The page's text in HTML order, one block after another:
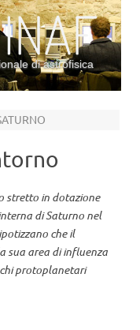
di astrofisica
stretto in dotazione
di Saturno nel
che il
sua area di influenza
protoplanetari